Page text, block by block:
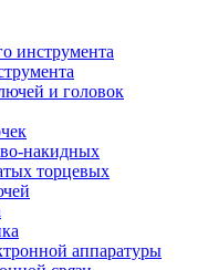
инструмента
и головок
накидных
торцевых
аппаратуры